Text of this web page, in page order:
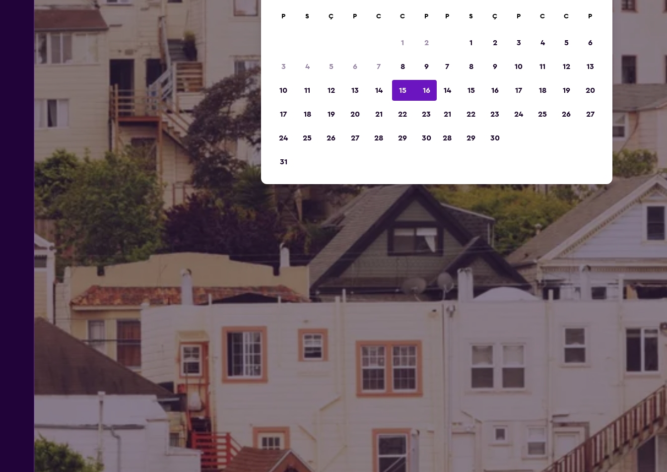
P S Ç P C C P
1 2
3 4 5 6 7 8 9
10 11 12 13 14 15 16
17 18 19 20 21 22 23
24 25 26 27 28 29 30
31
P S Ç P C C P
1 2 3 4 5 6
7 8 9 10 11 12 13
14 15 16 17 18 19 20
21 22 23 24 25 26 27
28 29 30